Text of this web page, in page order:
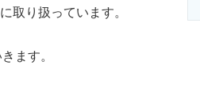
取り扱っています。
ます。